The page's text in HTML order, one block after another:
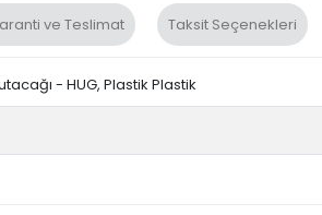
ve Teslimat Taksit Seçenekleri
- HUG, Plastik Plastik